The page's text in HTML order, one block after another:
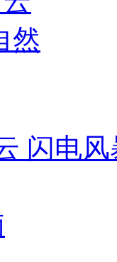
闪电